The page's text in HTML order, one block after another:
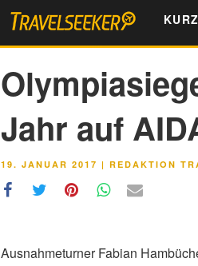
Jahr auf
VERÖFFENTLICHT
19. JANUAR 2017 | REDAKTION
Ausnahmeturner Fabian